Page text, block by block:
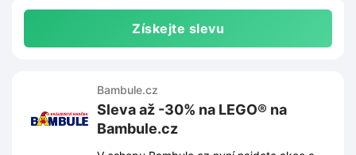
Získejte slevu
Bambule.cz
Sleva až -30% na LEGO® na
Bambule.cz